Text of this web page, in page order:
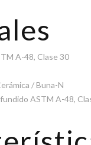
A-48, Clase 30
/ Buna-N
ASTM A-48,